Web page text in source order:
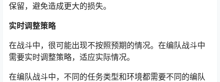
保留，避免造成更大的损失。
实时调整策略
在战斗中，很可能出现不按照预期的情况。在编队战斗中
需要实时调整策略，适应实际情况。
在编队战斗中，不同的任务类型和环境都需要不同的编队